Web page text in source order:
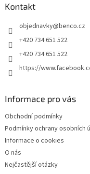
Kontakt
objednavky@benco.cz
+420 734 651 522
+420 734 651 522
https://
Informace pro vás
Obchodní podmínky
Podmínky ochrany osobních
Informace o cookies
O nás
Nejčastější otázky